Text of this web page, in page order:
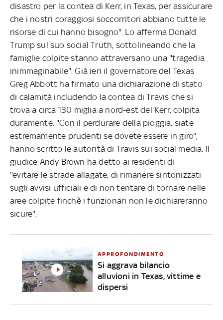
disastro per la contea di Kerr, in Texas, per assicurare
che i nostri coraggiosi soccorritori abbiano tutte le
risorse di cui hanno bisogno". Lo afferma Donald
Trump sul suo social Truth, sottolineando che la
famiglie colpite stanno attraversano una "tragedia
inimmaginabile". Già ieri il governatore del Texas
Greg Abbott ha firmato una dichiarazione di stato
di calamità includendo la contea di Travis che si
trova a circa 130 miglia a nord-est del Kerr, colpita
duramente. "Con il perdurare della pioggia, siate
estremamente prudenti se dovete essere in giro",
hanno scritto le autorità di Travis sui social media. Il
giudice Andy Brown ha detto ai residenti di
"evitare le strade allagate, di rimanere sintonizzati
sugli avvisi ufficiali e di non tentare di tornare nelle
aree colpite finchè i funzionari non le dichiareranno
sicure".
APPROFONDIMENTO
Si aggrava bilancio
alluvioni in Texas, vittime e
dispersi